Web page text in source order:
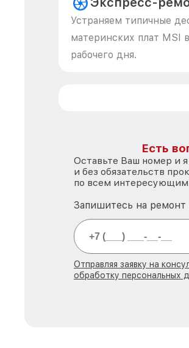
Устраняем типичные
материнских плат MSI
рабочего дня.
Есть
Оставьте Ваш номер и я
и без обязательств
по всем интересующим
Запишитесь на ремонт
Отправляя заявку на
обработку персональных